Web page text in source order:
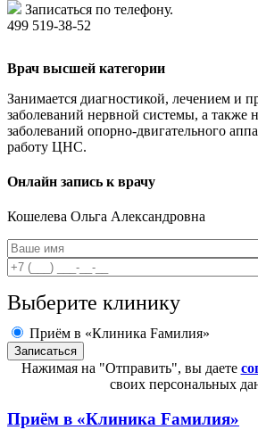
Записаться по телефону.
499 519-38-52
Врач высшей категории
Занимается диагностикой, лечением и
заболеваний нервной системы, а также
заболеваний опорно-двигательного
работу ЦНС.
Онлайн запись к врачу
Кошелева Ольга Александровна
Выберите клинику
Приём в «Клиника Fамилия»
Нажимая на "Отправить", вы даете
своих персональных
Приём в «Клиника Fамилия»